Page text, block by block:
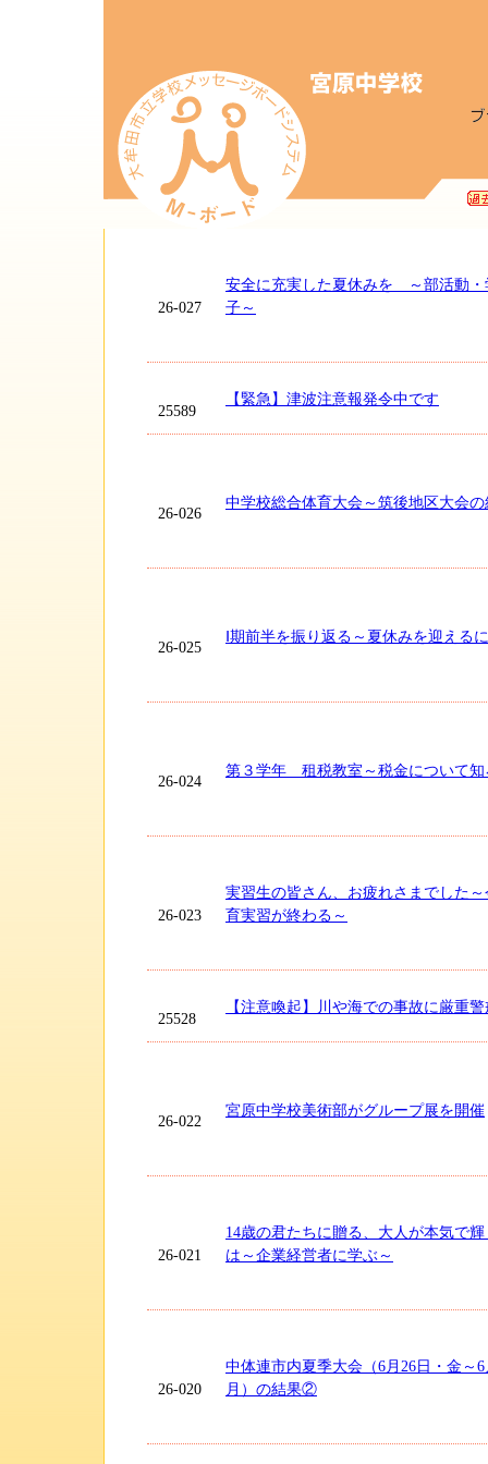
26-027
安全に充実した夏休みを ～部活動・
子～
25589
【緊急】津波注意報発令中です
26-026
中学校総合体育大会～筑後地区大会
26-025
Ⅰ期前半を振り返る～夏休みを迎える
26-024
第３学年 租税教室～税金について知
26-023
実習生の皆さん、お疲れさまでした
育実習が終わる～
25528
【注意喚起】川や海での事故に厳重
26-022
宮原中学校美術部がグループ展を開催
26-021
14歳の君たちに贈る、大人が本気で
は～企業経営者に学ぶ～
26-020
中体連市内夏季大会（6月26日・金～6
月）の結果②